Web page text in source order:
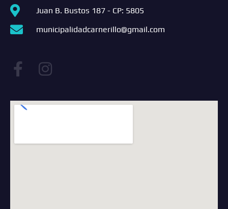
Juan B. Bustos 187 - CP: 5805
municipalidadcarnerillo@gmail.com